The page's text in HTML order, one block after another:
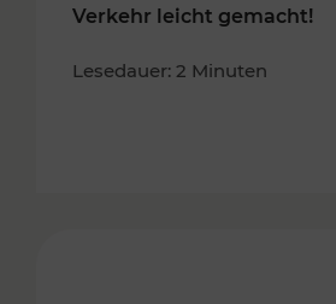
Verkehr leicht gemacht!
Lesedauer: 2 Minuten